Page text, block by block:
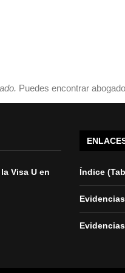
Puedes encontrar
Visa U en
Índice